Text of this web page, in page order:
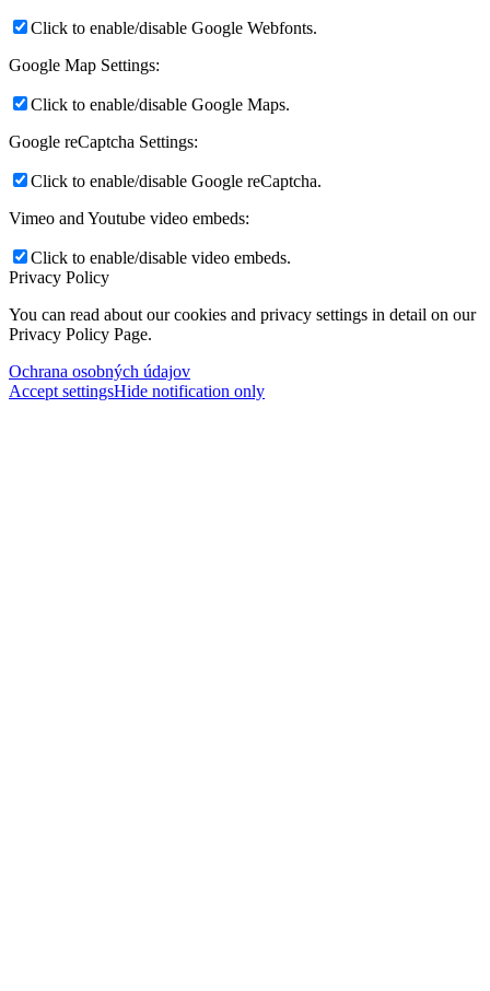
Click to enable/disable Google Webfonts.
Google Map Settings:
Click to enable/disable Google Maps.
Google reCaptcha Settings:
Click to enable/disable Google reCaptcha.
Vimeo and Youtube video embeds:
Click to enable/disable video embeds.
Privacy Policy
You can read about our cookies and privacy settings in detail on our
Privacy Policy Page.
Ochrana osobných údajov
Accept settingsHide notification only